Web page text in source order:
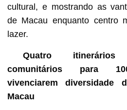
cultural, e mostrando as
de Macau enquanto centro
lazer.
Quatro
comunitários para
vivenciarem diversidade
Macau